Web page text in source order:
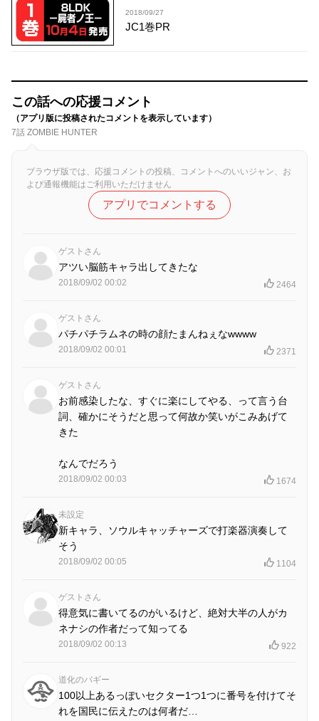
2018/09/27
JC1巻PR
この話への応援コメント
（アプリ版に投稿されたコメントを表示しています）
7話 ZOMBIE HUNTER
ブラウザ版では、応援コメントの投稿、コメントへのいいジャン、お
よび通報機能はご利用いただけません
アプリでコメントする
ゲストさん
アツい脳筋キャラ出してきたな
2018/09/02 00:02 2464
ゲストさん
パチパチラムネの時の顔たまんねぇなwwww
2018/09/02 00:01 2371
ゲストさん
お前感染したな、すぐに楽にしてやる、って言う台
詞、確かにそうだと思って何故か笑いがこみあげて
きた
なんでだろう
2018/09/02 00:03 1674
未設定
新キャラ、ソウルキャッチャーズで打楽器演奏して
そう
2018/09/02 00:05 1104
ゲストさん
得意気に書いてるのがいるけど、絶対大半の人がカ
ネナシの作者だって知ってる
2018/09/02 00:13 922
道化のバギー
100以上あるっぽいセクター1つ1つに番号を付けてそ
れを国民に伝えたのは何者だ…